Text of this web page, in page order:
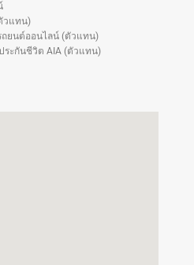
วแทน)
ถยนต์ออนไลน์ (ตัวแทน)
ระกันชีวิต AIA (ตัวแทน)